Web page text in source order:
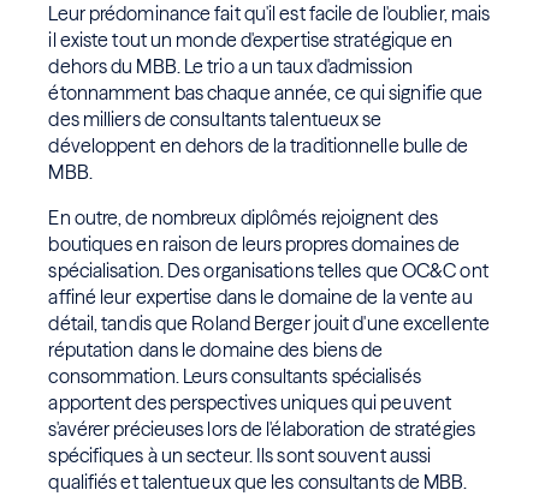
Leur prédominance fait qu'il est facile de l'oublier, mais
il existe tout un monde d'expertise stratégique en
dehors du MBB. Le trio a un taux d'admission
étonnamment bas chaque année, ce qui signifie que
des milliers de consultants talentueux se
développent en dehors de la traditionnelle bulle de
MBB.
En outre, de nombreux diplômés rejoignent des
boutiques en raison de leurs propres domaines de
spécialisation. Des organisations telles que OC&C ont
affiné leur expertise dans le domaine de la vente au
détail, tandis que Roland Berger jouit d'une excellente
réputation dans le domaine des biens de
consommation. Leurs consultants spécialisés
apportent des perspectives uniques qui peuvent
s'avérer précieuses lors de l'élaboration de stratégies
spécifiques à un secteur. Ils sont souvent aussi
qualifiés et talentueux que les consultants de MBB.